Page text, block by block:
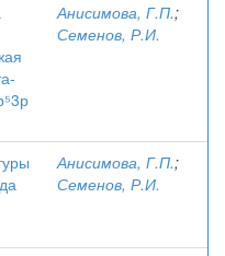
Анисимова, Г.П.;
Семенов, Р.И.
Анисимова, Г.П.;
Семенов, Р.И.